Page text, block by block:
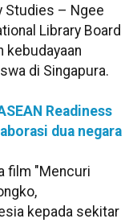
Studies – Ngee
Library Board
kebudayaan
di Singapura.
Readiness
dua negara
film "Mencuri
kepada sekitar